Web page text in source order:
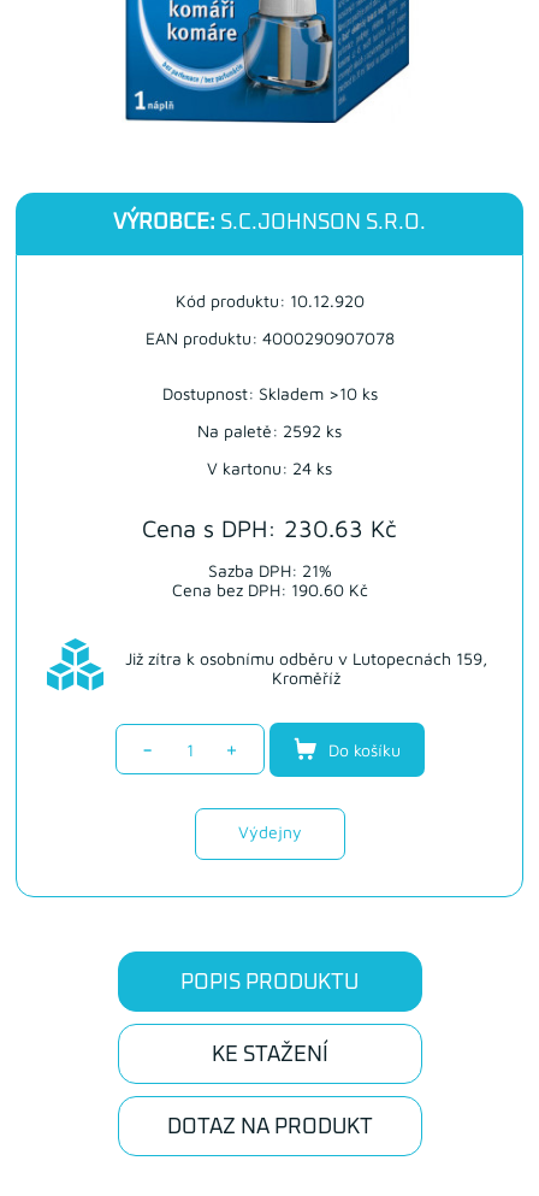
VÝROBCE: S.C.JOHNSON S.R.O.
Cena s DPH: 230.63 Kč
Sazba DPH: 21%
Cena bez DPH: 190.60 Kč
Kód produktu: 10.12.920
EAN produktu: 4000290907078
Již zítra k osobnímu odběru v Lutopecnách 159,
Kroměříž
Dostupnost: Skladem >10 ks
Na paletě: 2592 ks
V kartonu: 24 ks
- + Do košíku
Výdejny
POPIS PRODUKTU
KE STAŽENÍ
DOTAZ NA PRODUKT